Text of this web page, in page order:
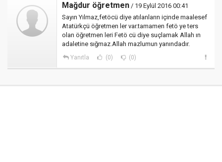
Mağdur öğretmen / 19 Eylül 2016 00:41
Sayın Yılmaz,fetöcü diye atılanların içinde maalesef
Atatürkçü öğretmen ler var.tamamen fetö ye ters
olan öğretmen leri Fetö cü diye suçlamak Allah ın
adaletine sığmaz.Allah mazlumun yanındadır.
Yanıtla (0) (0)